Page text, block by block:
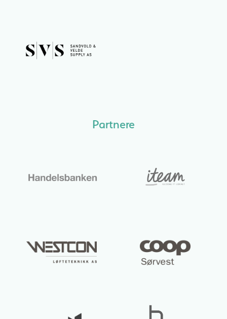
Partnere